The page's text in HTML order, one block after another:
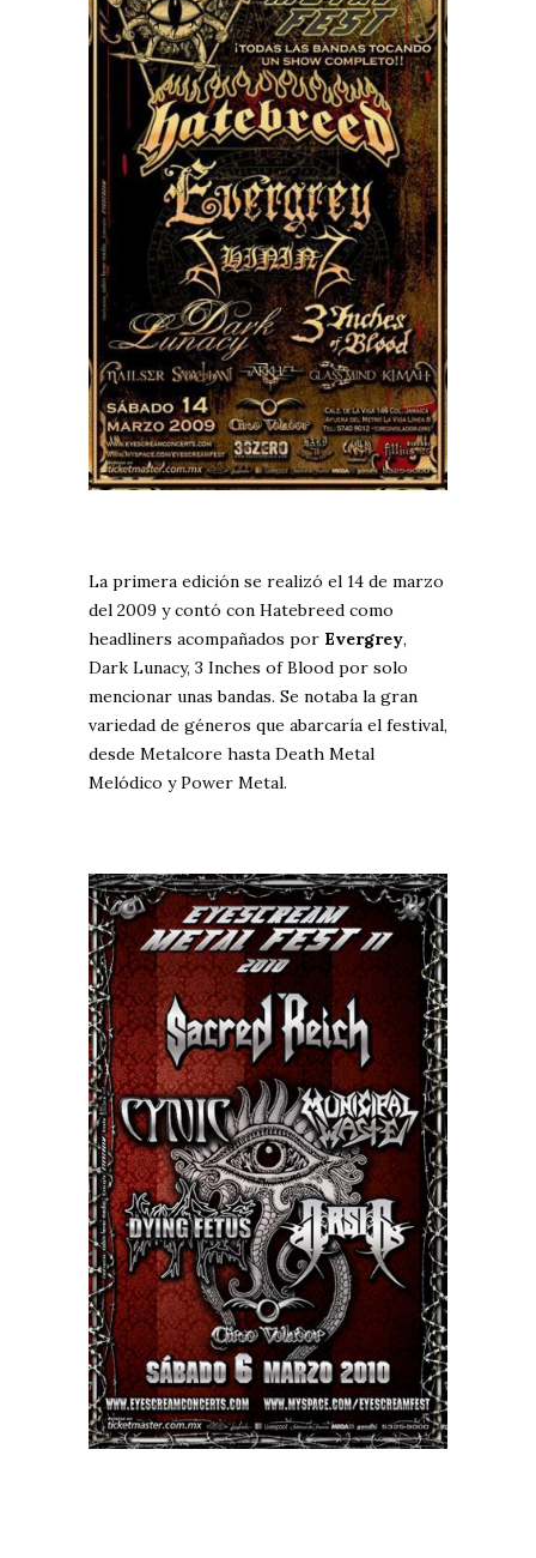
La primera edición se realizó el 14 de marzo
del 2009 y contó con Hatebreed como
headliners acompañados por Evergrey,
Dark Lunacy, 3 Inches of Blood por solo
mencionar unas bandas. Se notaba la gran
variedad de géneros que abarcaría el festival,
desde Metalcore hasta Death Metal
Melódico y Power Metal.